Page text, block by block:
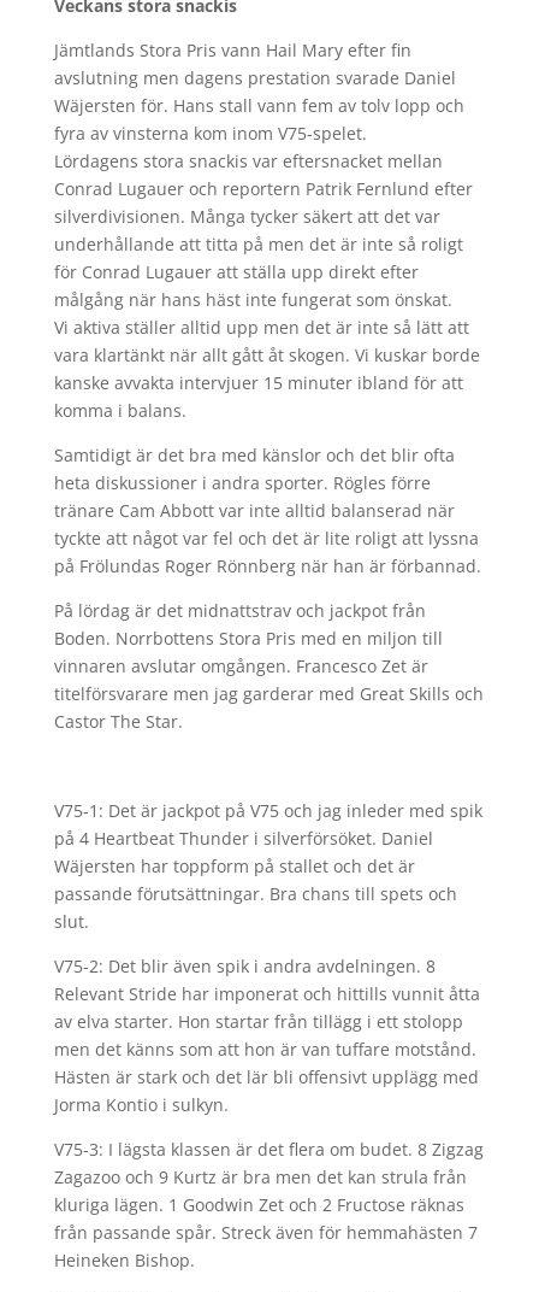
Veckans stora snackis
Jämtlands Stora Pris vann Hail Mary efter fin
avslutning men dagens prestation svarade Daniel
Wäjersten för. Hans stall vann fem av tolv lopp och
fyra av vinsterna kom inom V75-spelet.
Lördagens stora snackis var eftersnacket mellan
Conrad Lugauer och reportern Patrik Fernlund efter
silverdivisionen. Många tycker säkert att det var
underhållande att titta på men det är inte så roligt
för Conrad Lugauer att ställa upp direkt efter
målgång när hans häst inte fungerat som önskat.
Vi aktiva ställer alltid upp men det är inte så lätt att
vara klartänkt när allt gått åt skogen. Vi kuskar borde
kanske avvakta intervjuer 15 minuter ibland för att
komma i balans.
Samtidigt är det bra med känslor och det blir ofta
heta diskussioner i andra sporter. Rögles förre
tränare Cam Abbott var inte alltid balanserad när
tyckte att något var fel och det är lite roligt att lyssna
på Frölundas Roger Rönnberg när han är förbannad.
På lördag är det midnattstrav och jackpot från
Boden. Norrbottens Stora Pris med en miljon till
vinnaren avslutar omgången. Francesco Zet är
titelförsvarare men jag garderar med Great Skills och
Castor The Star.
V75-1: Det är jackpot på V75 och jag inleder med spik
på 4 Heartbeat Thunder i silverförsöket. Daniel
Wäjersten har toppform på stallet och det är
passande förutsättningar. Bra chans till spets och
slut.
V75-2: Det blir även spik i andra avdelningen. 8
Relevant Stride har imponerat och hittills vunnit åtta
av elva starter. Hon startar från tillägg i ett stolopp
men det känns som att hon är van tuffare motstånd.
Hästen är stark och det lär bli offensivt upplägg med
Jorma Kontio i sulkyn.
V75-3: I lägsta klassen är det flera om budet. 8 Zigzag
Zagazoo och 9 Kurtz är bra men det kan strula från
kluriga lägen. 1 Goodwin Zet och 2 Fructose räknas
från passande spår. Streck även för hemmahästen 7
Heineken Bishop.